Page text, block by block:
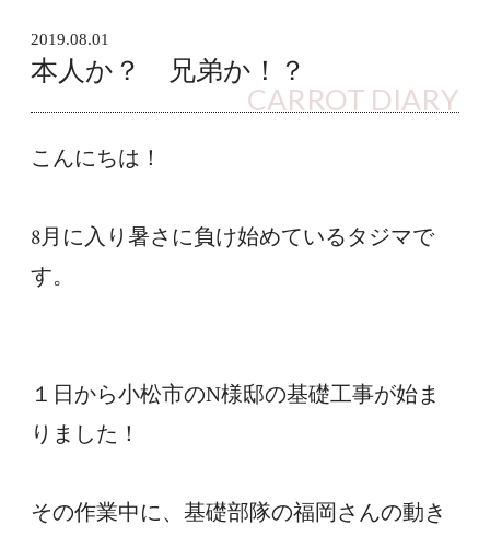
2019.08.01
本人か？ 兄弟か！？
CARROT DIARY
こんにちは！
8月に入り暑さに負け始めているタジマで
す。
１日から小松市のN様邸の基礎工事が始ま
りました！
その作業中に、基礎部隊の福岡さんの動き